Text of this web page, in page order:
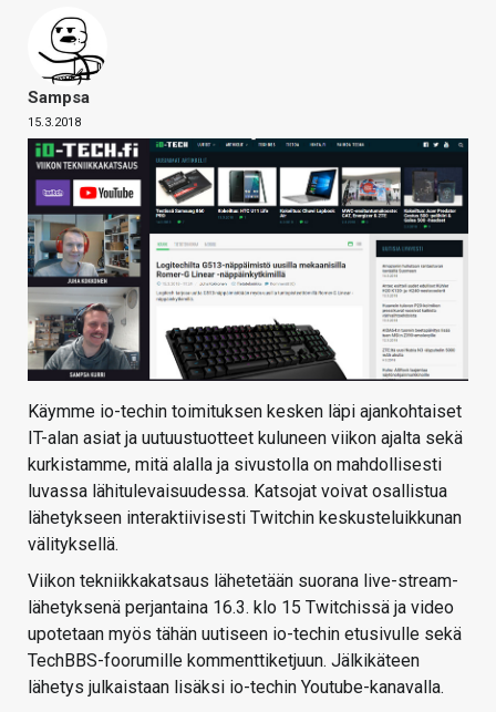
Sampsa
15.3.2018
Käymme io-techin toimituksen kesken läpi ajankohtaiset
IT-alan asiat ja uutuustuotteet kuluneen viikon ajalta sekä
kurkistamme, mitä alalla ja sivustolla on mahdollisesti
luvassa lähitulevaisuudessa. Katsojat voivat osallistua
lähetykseen interaktiivisesti Twitchin keskusteluikkunan
välityksellä.
Viikon tekniikkakatsaus lähetetään suorana live-stream-
lähetyksenä perjantaina 16.3. klo 15 Twitchissä ja video
upotetaan myös tähän uutiseen io-techin etusivulle sekä
TechBBS-foorumille kommenttiketjuun. Jälkikäteen
lähetys julkaistaan lisäksi io-techin Youtube-kanavalla.